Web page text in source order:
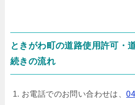
ときがわ町の道路使用許可・
続きの流れ
お電話でのお問い合わせは、